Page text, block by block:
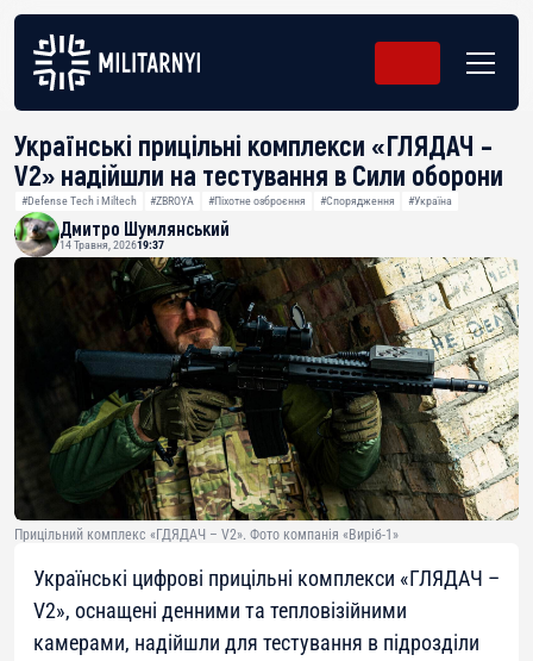
Українські прицільні комплекси «ГЛЯДАЧ –
V2» надійшли на тестування в Сили оборони
#Defense Tech і Miltech #ZBROYA #Піхотне озброєння #Спорядження #Україна
Дмитро Шумлянський
14 Травня, 202619:37
Прицільний комплекс «ГДЯДАЧ – V2». Фото компанія «Виріб-1»
Українські цифрові прицільні комплекси «ГЛЯДАЧ –
V2», оснащені денними та тепловізійними
камерами, надійшли для тестування в підрозділи